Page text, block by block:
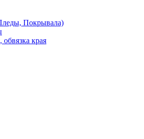
Покрывала)
края